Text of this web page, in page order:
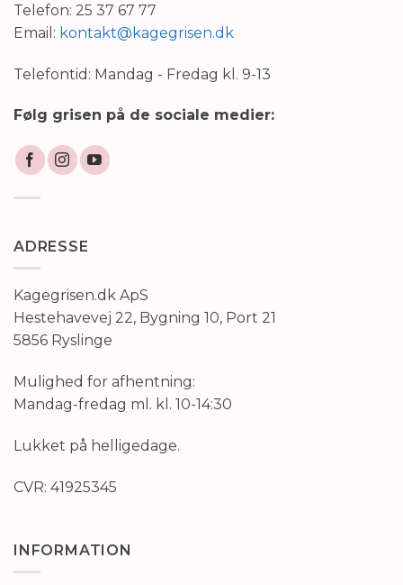
Telefon: 25 37 67 77
Email: kontakt@kagegrisen.dk
Telefontid: Mandag - Fredag kl. 9-13
Følg grisen på de sociale medier:
ADRESSE
Kagegrisen.dk ApS
Hestehavevej 22, Bygning 10, Port 21
5856 Ryslinge
Mulighed for afhentning:
Mandag-fredag ml. kl. 10-14:30
Lukket på helligedage.
CVR: 41925345
INFORMATION